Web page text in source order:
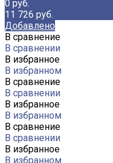
0 руб.
11 726 руб.
Добавлено
В сравнение
В сравнении
В избранное
В избранном
В сравнение
В сравнении
В избранное
В избранном
В сравнение
В сравнении
В избранное
В избранном